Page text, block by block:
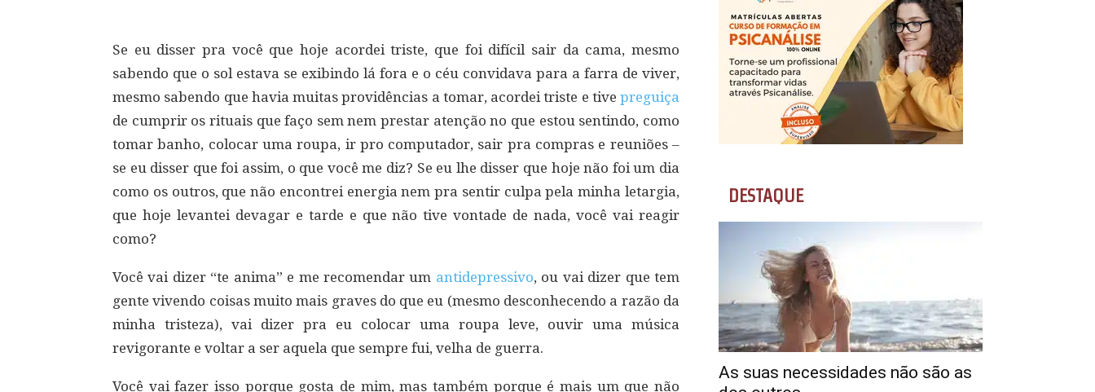
Se eu disser pra você que hoje acordei triste, que foi difícil sair da cama, mesmo
sabendo que o sol estava se exibindo lá fora e o céu convidava para a farra de viver,
mesmo sabendo que havia muitas providências a tomar, acordei triste e tive preguiça
de cumprir os rituais que faço sem nem prestar atenção no que estou sentindo, como
tomar banho, colocar uma roupa, ir pro computador, sair pra compras e reuniões –
se eu disser que foi assim, o que você me diz? Se eu lhe disser que hoje não foi um dia
como os outros, que não encontrei energia nem pra sentir culpa pela minha letargia,
que hoje levantei devagar e tarde e que não tive vontade de nada, você vai reagir
como?
Você vai dizer “te anima” e me recomendar um antidepressivo, ou vai dizer que tem
gente vivendo coisas muito mais graves do que eu (mesmo desconhecendo a razão da
minha tristeza), vai dizer pra eu colocar uma roupa leve, ouvir uma música
revigorante e voltar a ser aquela que sempre fui, velha de guerra.
Você vai fazer isso porque gosta de mim, mas também porque é mais um que não
DESTAQUE
As suas necessidades não são as